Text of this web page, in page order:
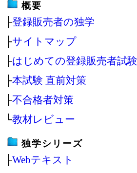
概要
├登録販売者の独学
├サイトマップ
├はじめての登録販売者試験
├本試験 直前対策
├不合格者対策
└教材レビュー
独学シリーズ
├Webテキスト